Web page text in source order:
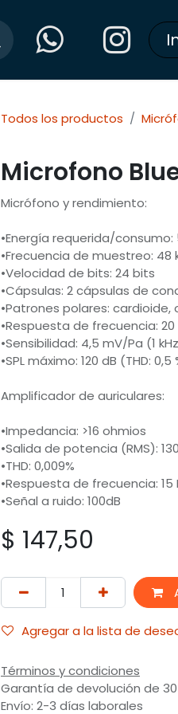
Todos los productos
Microfono
Micrófono y rendimiento:
•Energía requerida/consumo:
•Frecuencia de muestreo: 48
•Velocidad de bits: 24 bits
•Cápsulas: 2 cápsulas de
•Patrones polares: cardioide,
•Respuesta de frecuencia: 20
•Sensibilidad: 4,5 mV/Pa (1
•SPL máximo: 120 dB (THD: 0,5
Amplificador de auriculares:
•Impedancia: >16 ohmios
•Salida de potencia (RMS):
•THD: 0,009%
•Respuesta de frecuencia: 15
•Señal a ruido: 100dB
$ 147,50
Agregar a la lista de
Términos y condiciones
Garantía de devolución de
Envío: 2-3 días laborales